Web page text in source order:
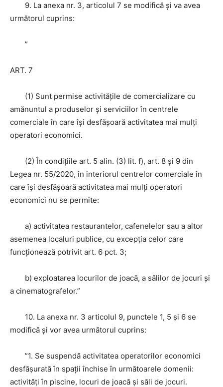
9. La anexa nr. 3, articolul 7 se modifică şi va avea
următorul cuprins:
”
ART. 7
(1) Sunt permise activităţile de comercializare cu
amănuntul a produselor şi serviciilor în centrele
comerciale în care îşi desfăşoară activitatea mai mulţi
operatori economici.
(2) În condiţiile art. 5 alin. (3) lit. f), art. 8 şi 9 din
Legea nr. 55/2020, în interiorul centrelor comerciale în
care îşi desfăşoară activitatea mai mulţi operatori
economici nu se permite:
a) activitatea restaurantelor, cafenelelor sau a altor
asemenea localuri publice, cu excepţia celor care
funcţionează potrivit art. 6 pct. 3;
b) exploatarea locurilor de joacă, a sălilor de jocuri şi
a cinematografelor.”
10. La anexa nr. 3 articolul 9, punctele 1, 5 şi 6 se
modifică şi vor avea următorul cuprins:
”1. Se suspendă activitatea operatorilor economici
desfăşurată în spaţii închise în următoarele domenii:
activităţi în piscine, locuri de joacă şi săli de jocuri.